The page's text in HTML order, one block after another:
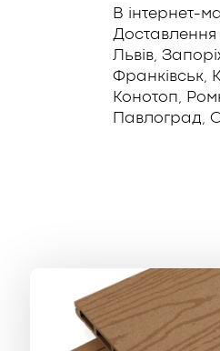
В інтернет-
Доставлення
Львів,
Франківськ,
Конотоп,
Павлоград,